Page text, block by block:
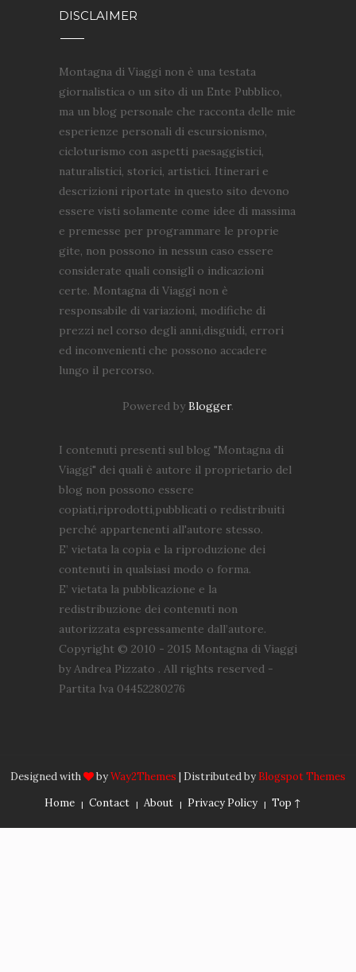
DISCLAIMER
Montagna di Viaggi non è una testata
giornalistica o un sito di un Ente Pubblico,
ma un blog personale che racconta delle mie
esperienze personali di escursionismo,
cicloturismo con aspetti paesaggistici,
naturalistici, storici, artistici. Itinerari e
descrizioni riportate in questo sito devono
essere visti solamente come idee di massima
e premesse per programmare le proprie
gite, non possono in nessun caso essere
considerate quali consigli o indicazioni
certe. Montagna di Viaggi non è
responsabile di variazioni, modifiche di
prezzi nel corso degli anni,disguidi, errori
ed inconvenienti che possono accadere
lungo il percorso.
Powered byBlogger.
I contenuti presenti sul blog "Montagna di
Viaggi" dei quali è autore il proprietario del
blog non possono essere
copiati,riprodotti,pubblicati o redistribuiti
perché appartenenti all'autore stesso.
E’ vietata la copia e la riproduzione dei
contenuti in qualsiasi modo o forma.
E’ vietata la pubblicazione e la
redistribuzione dei contenuti non
autorizzata espressamente dall’autore.
Copyright © 2010 - 2015 Montagna di Viaggi
by Andrea Pizzato . All rights reserved -
Partita Iva 04452280276
Designed with byWay2Themes | Distributed by Blogspot Themes
Home
Contact About Privacy Policy Top ↑